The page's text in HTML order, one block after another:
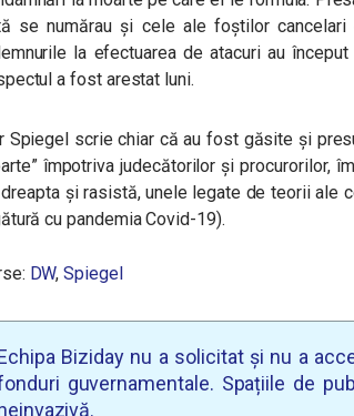
se numărau și cele ale foștilor cancelari
la efectuarea de atacuri au
a fost arestat luni.
Spiegel scrie chiar că au fost găsite și
împotriva judecătorilor și procurorilor,
și rasistă, unele legate de teorii ale
cu pandemia Covid-19).
DW,Spiegel
Biziday nu a solicitat și nu a
guvernamentale. Spațiile de